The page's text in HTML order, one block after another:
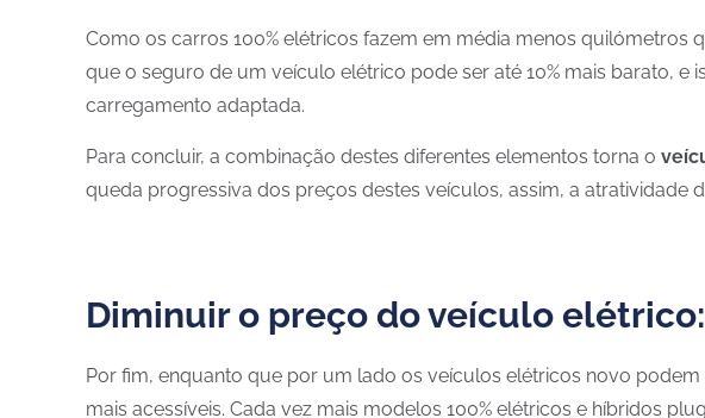
Como os carros 100% elétricos fazem em média menos quilómetros
que o seguro de um veículo elétrico pode ser até 10% mais barato,
carregamento adaptada.
Para concluir, a combinação destes diferentes elementos torna o
queda progressiva dos preços destes veículos, assim, a atratividade
Diminuir o preço do veículo
Por fim, enquanto que por um lado os veículos elétricos novo
mais acessíveis. Cada vez mais modelos 100% elétricos e híbridos